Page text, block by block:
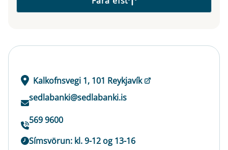
Kalkofnsvegi 1, 101 Reykjavík
sedlabanki@sedlabanki.is
569 9600
Símsvörun: kl. 9-12 og 13-16